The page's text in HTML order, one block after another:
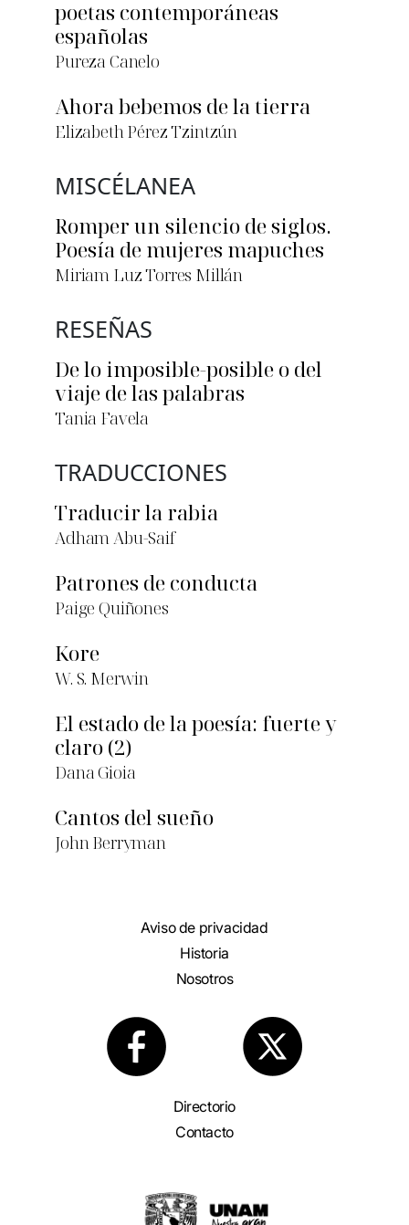
poetas contemporáneas
españolas
Pureza Canelo
Ahora bebemos de la tierra
Elizabeth Pérez Tzintzún
MISCÉLANEA
Romper un silencio de siglos.
Poesía de mujeres mapuches
Miriam Luz Torres Millán
RESEÑAS
De lo imposible-posible o del
viaje de las palabras
Tania Favela
TRADUCCIONES
Traducir la rabia
Adham Abu-Saif
Patrones de conducta
Paige Quiñones
Kore
W. S. Merwin
El estado de la poesía: fuerte y
claro (2)
Dana Gioia
Cantos del sueño
John Berryman
Aviso de privacidad
Historia
Nosotros
Directorio
Contacto